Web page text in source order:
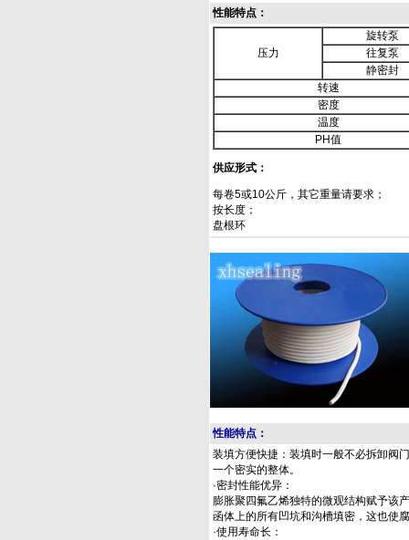
性能特点：
压力
旋转泵
往复泵
静密封
转速
密度
温度
PH值
供应形式：
每卷5或10公斤，其它重量请要求；
按长度；
盘根环
性能特点：
装填方便快捷：装填时一般不必拆卸阀
一个密实的整体。
·密封性能优异：
膨胀聚四氟乙烯独特的微观结构赋予该
函体上的所有凹坑和沟槽填密，这也使
·使用寿命长：